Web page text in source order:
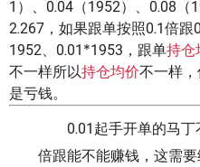
1）、0.04（1952）、0.08（
2.267，如果跟单按照0.1倍
1952、0.01*1953，跟单持仓
不一样所以持仓均价不一样
是亏钱。
0.01起手开单的马
倍跟能不能赚钱，这需